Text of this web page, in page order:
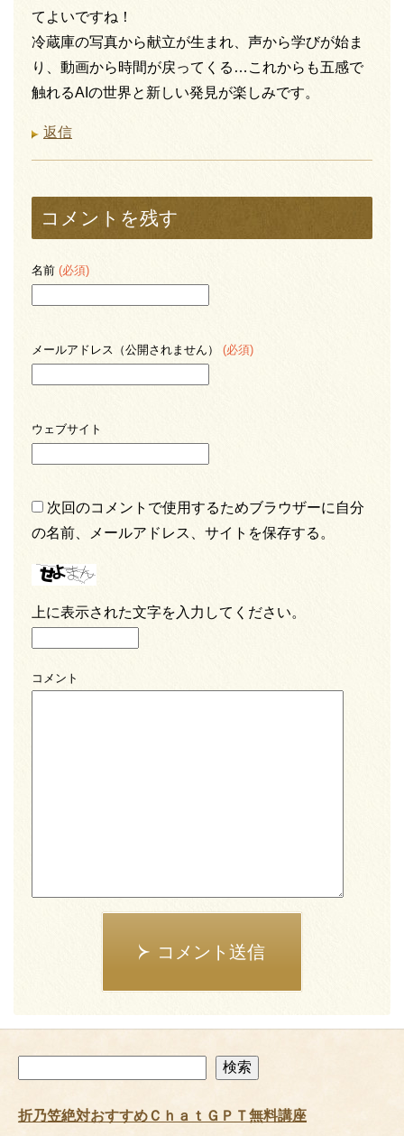
てよいですね！
冷蔵庫の写真から献立が生まれ、声から学びが始ま
り、動画から時間が戻ってくる…これからも五感で
触れるAIの世界と新しい発見が楽しみです。
返信
コメントを残す
名前 (必須)
メールアドレス（公開されません） (必須)
ウェブサイト
次回のコメントで使用するためブラウザーに自分
の名前、メールアドレス、サイトを保存する。
上に表示された文字を入力してください。
コメント
コメント送信
索
検索
折乃笠絶対おすすめＣｈａｔＧＰＴ無料講座